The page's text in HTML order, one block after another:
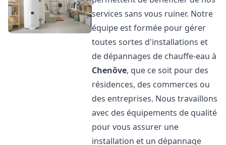
services sans vous ruiner. Notre
équipe est formée pour gérer
toutes sortes d'installations et
de dépannages de chauffe-eau à
Chenôve, que ce soit pour des
résidences, des commerces ou
des entreprises. Nous travaillons
avec des équipements de qualité
pour vous assurer une
installation et un dépannage